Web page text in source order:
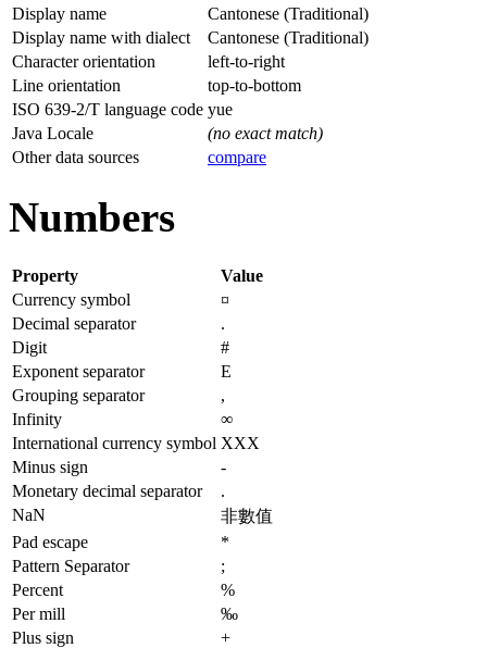
Display name
Cantonese (Traditional)
Display name with dialect
Cantonese (Traditional)
Character orientation
left-to-right
Line orientation
top-to-bottom
ISO 639-2/T language code yue
Java Locale
(no exact match)
Other data sources
compare
Numbers
Property
Value
Currency symbol
¤
Decimal separator
.
Digit
#
Exponent separator
E
Grouping separator
,
Infinity
∞
International currency symbol XXX
Minus sign
-
Monetary decimal separator
.
NaN
非數值
Pad escape
*
Pattern Separator
;
Percent
%
Per mill
‰
Plus sign
+